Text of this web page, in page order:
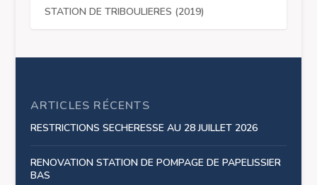
STATION DE TRIBOULIERES (2019)
ARTICLES RÉCENTS
RESTRICTIONS SECHERESSE AU 28 JUILLET 2026
RENOVATION STATION DE POMPAGE DE PAPELISSIER
BAS